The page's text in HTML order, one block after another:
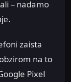
– nadamo
zaista
na to
Pixel